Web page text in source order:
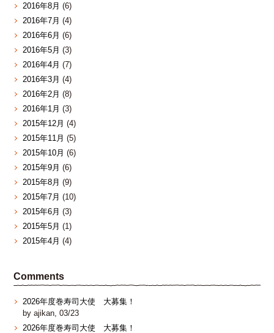
2016年8月 (6)
2016年7月 (4)
2016年6月 (6)
2016年5月 (3)
2016年4月 (7)
2016年3月 (4)
2016年2月 (8)
2016年1月 (3)
2015年12月 (4)
2015年11月 (5)
2015年10月 (6)
2015年9月 (6)
2015年8月 (9)
2015年7月 (10)
2015年6月 (3)
2015年5月 (1)
2015年4月 (4)
Comments
2026年度巻寿司大使 大募集！
by ajikan, 03/23
2026年度巻寿司大使 大募集！